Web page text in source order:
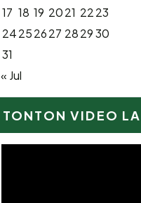
17 18 19 2021 2223
24252627 282930
31
« Jul
TONTON VIDEO